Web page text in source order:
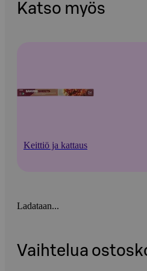
Katso myös
Keittiö ja kattaus
Ladataan...
Vaihtelua